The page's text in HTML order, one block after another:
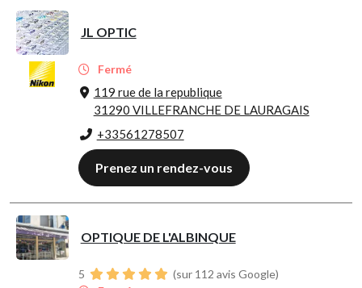
JL OPTIC
Fermé
119 rue de la republique
31290 VILLEFRANCHE DE LAURAGAIS
+33561278507
Prenez un rendez-vous
OPTIQUE DE L'ALBINQUE
5
(sur 112 avis Google)